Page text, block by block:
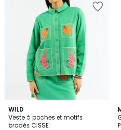
WILD
Veste à poches et motifs
brodés CISSE